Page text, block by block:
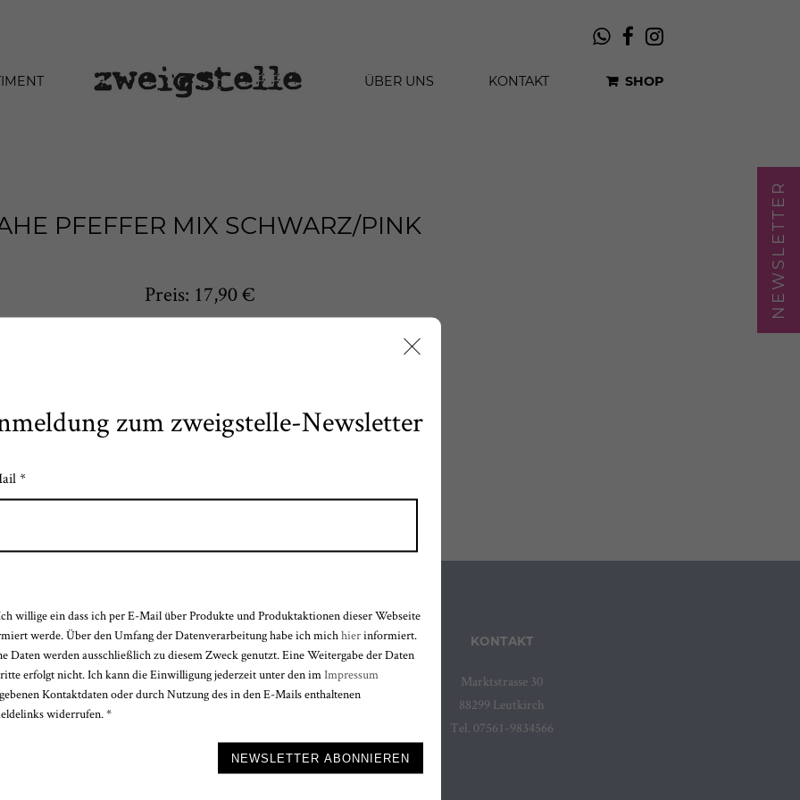
NEWSLETTER
ÜBER UNS KONTAKT SHOP
PFEFFER MIX SCHWARZ/PINK
Preis: 17,90 €
ÖFFNUNGSZEITEN
Mo bis Fr
9.30 bis 12.30 uhr
Sa 9.30 bis 12.30 uhr
Mi Nachmittag geschlossen
KONTAKT
Marktstrasse 30
88299 Leutkirch
Tel. 07561-9834566
zum zweigstelle-Newsletter
*
willige ein dass ich per E-Mail über Produkte und Produktaktionen dieser Webseite
werde. Über den Umfang der Datenverarbeitung habe ich mich hierinformiert.
Daten werden ausschließlich zu diesem Zweck genutzt. Eine Weitergabe der Daten
erfolgt nicht. Ich kann die Einwilligung jederzeit unter den im Impressum
Kontaktdaten oder durch Nutzung des in den E-Mails enthaltenen
widerrufen. *
NEWSLETTER ABONNIEREN